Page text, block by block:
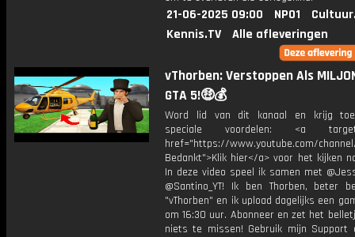
21-06-2025 09:00 NPO1
Kennis.TV
Alle afleveringen
vThorben: Verstoppen Als
GTA 5!🤑💰
Word lid van dit kanaal en krijg
speciale voordelen: <a
href="https://www.youtube.com/channel/
Bedankt">Klik hier</a> voor het kijken
In deze video speel ik samen met
@Santino_YT! Ik ben Thorben, beter
"vThorben" en ik upload dagelijks een
om 16:30 uur. Abonneer en zet het
niets te missen! Gebruik mijn Support